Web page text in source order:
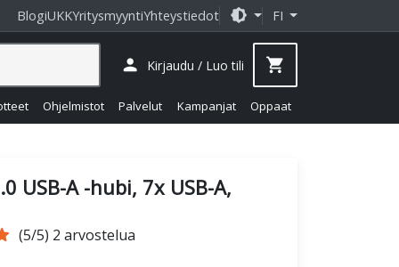
BlogiUKKYritysmyyntiYhteystiedot brightness_medium FI
Ohjelmistot Palvelut Kampanjat Oppaat
person Kirjaudu / Luo tili shopping_cart
USB-A -hubi, 7x USB-A,
(5/5) 2 arvostelua